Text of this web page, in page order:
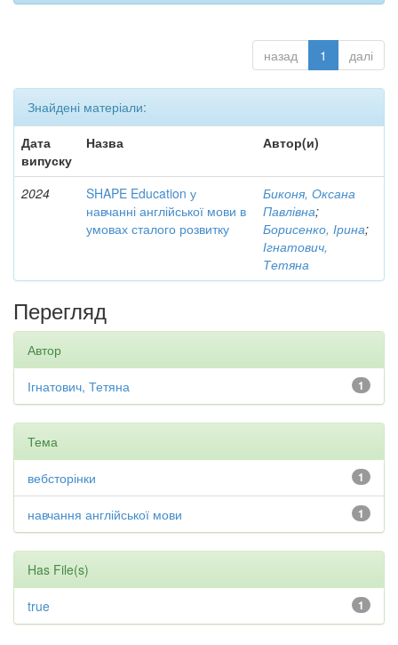
назад 1 далі
Знайдені матеріали:
Дата
випуску
Назва Автор(и)
2024
SHAPE Education у
навчанні англійської мови в
умовах сталого розвитку
Биконя, Оксана
Павлівна;
Борисенко, Ірина;
Ігнатович,
Тетяна
Перегляд
Автор
1
Ігнатович, Тетяна
Тема
1
вебсторінки
1
навчання англійської мови
Has File(s)
1
true